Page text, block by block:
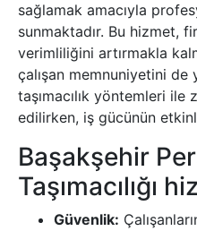
sağlamak amacıyla
sunmaktadır. Bu hizmet,
verimliliğini artırmakla
çalışan memnuniyetini
taşımacılık yöntemleri ile
edilirken, iş gücünün
Başakşehir
Taşımacılığı
Güvenlik: